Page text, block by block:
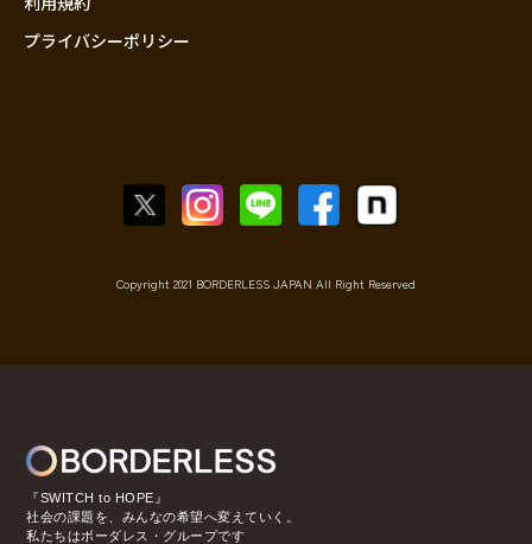
プライバシーポリシー
Copyright 2021 BORDERLESS JAPAN All Right Reserved
『SWITCH to HOPE』
社会の課題を、みんなの希望へ変えていく。
私たちはボーダレス・グループです